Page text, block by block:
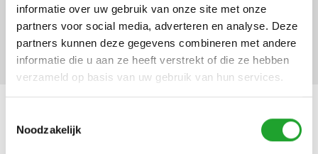
informatie over uw gebruik van onze site met onze
partners voor social media, adverteren en analyse. Deze
partners kunnen deze gegevens combineren met andere
informatie die u aan ze heeft verstrekt of die ze hebben
verzameld op basis van uw gebruik van hun services.
Noodzakelijk
EU-verpakkingsverordening
(PPWR)